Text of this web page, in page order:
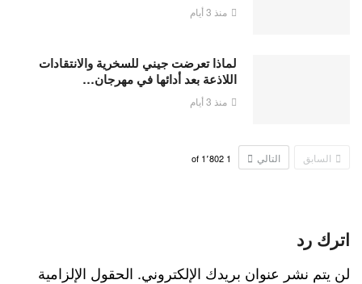
منذ 3 أيام
لماذا تعرضت جيني للسخرية والانتقادات
اللاذعة بعد أدائها في مهرجان…
منذ 3 أيام
السابق التالي 1 1٬802
اترك رد
لن يتم نشر عنوان بريدك الإلكتروني. الحقول الإلزامية